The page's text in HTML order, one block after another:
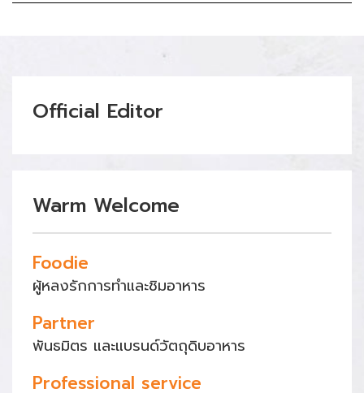
Official Editor
Warm Welcome
Foodie
ผู้หลงรักการทำและชิมอาหาร
Partner
พันธมิตร และแบรนด์วัตถุดิบอาหาร
Professional service